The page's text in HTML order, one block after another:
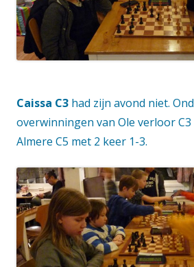
Caissa C3 had zijn avond niet.
overwinningen van Ole verloor
Almere C5 met 2 keer 1-3.